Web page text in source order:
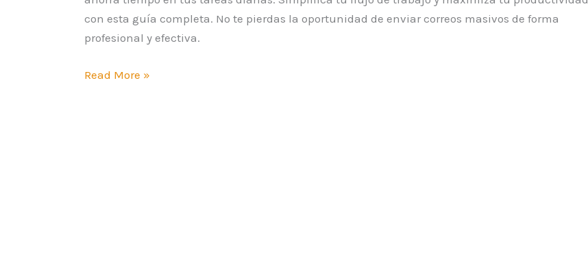
con esta guía completa. No te pierdas la oportunidad de enviar correos masivos de forma
profesional y efectiva.
Read More »